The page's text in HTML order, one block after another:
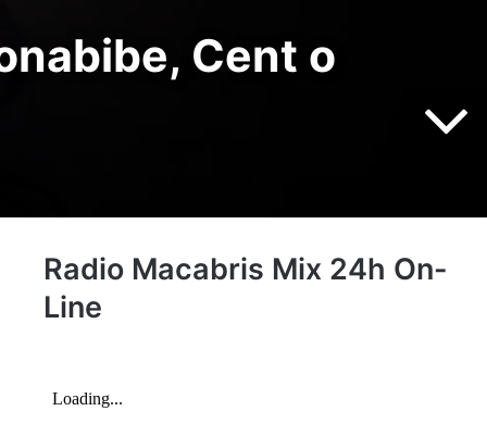
Cent o
Radio Macabris Mix 24h On-
Line